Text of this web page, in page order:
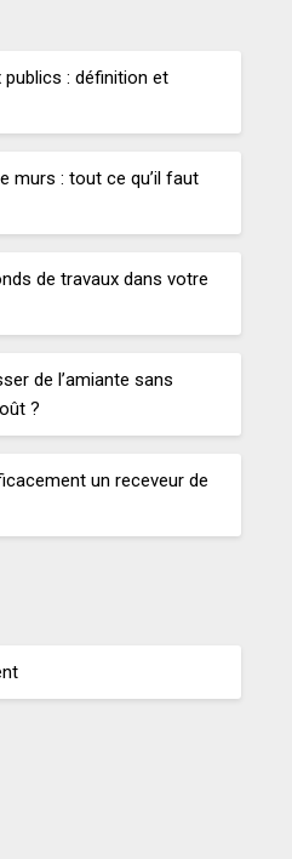
: définition et
murs : tout ce qu’il faut
de travaux dans votre
de l’amiante sans
?
un receveur de